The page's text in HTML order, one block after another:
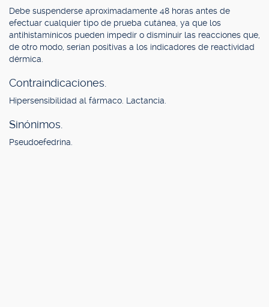
Debe suspenderse aproximadamente 48 horas antes de
efectuar cualquier tipo de prueba cutánea, ya que los
antihistamínicos pueden impedir o disminuir las reacciones que,
de otro modo, serían positivas a los indicadores de reactividad
dérmica.
Contraindicaciones.
Hipersensibilidad al fármaco. Lactancia.
Sinónimos.
Pseudoefedrina.